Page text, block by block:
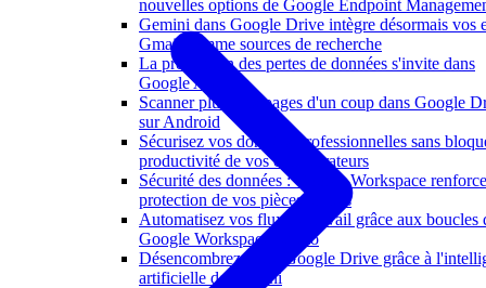
nouvelles options de Google Endpoint
Gemini dans Google Drive intègre désormais vos
Gmail comme sources de recherche
La prévention des pertes de données s'invite dans
Google Agenda
Scanner plusieurs pages d'un coup dans Google
sur Android
Sécurisez vos données professionnelles sans
productivité de vos collaborateurs
Sécurité des données : Google Workspace
protection de vos pièces jointes
Automatisez vos flux de travail grâce aux boucles
Google Workspace Studio
Désencombrez votre Google Drive grâce à
artificielle de Gemini